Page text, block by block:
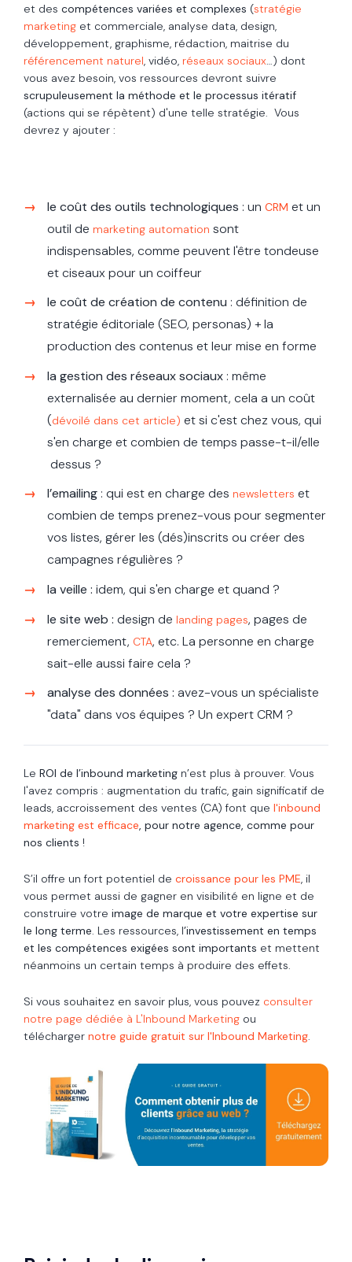
et des compétences variées et complexes (stratégie
marketing et commerciale, analyse data, design,
développement, graphisme, rédaction, maitrise du
référencement naturel, vidéo, réseaux sociaux…) dont
vous avez besoin, vos ressources devront suivre
scrupuleusement la méthode et le processus itératif
(actions qui se répètent) d'une telle stratégie. Vous
devrez y ajouter :
le coût des outils technologiques : un CRM et un
outil de marketing automation sont
indispensables, comme peuvent l'être tondeuse
et ciseaux pour un coiffeur
le coût de création de contenu : définition de
stratégie éditoriale (SEO, personas) + la
production des contenus et leur mise en forme
la gestion des réseaux sociaux : même
externalisée au dernier moment, cela a un coût
(dévoilé dans cet article) et si c'est chez vous, qui
s'en charge et combien de temps passe-t-il/elle
dessus ?
l’emailing : qui est en charge des newsletters et
combien de temps prenez-vous poursegmenter
vos listes, gérer les (dés)inscrits ou créer des
campagnes régulières ?
la veille : idem, qui s'en charge et quand ?
le site web : design de landing pages, pages de
remerciement, CTA, etc. La personne en charge
sait-elle aussi faire cela ?
analyse des données : avez-vous un spécialiste
"data" dans vos équipes ? Un expert CRM ?
Le ROI de l’inbound marketing n’est plus à prouver. Vous
l'avez compris : augmentation du trafic, gain significatif de
leads, accroissement des ventes (CA) font que l'inbound
marketing est efficace, pour notre agence, comme pour
nos clients !
S’il offre un fort potentiel de croissance pour les PME, il
vous permet aussi de gagner en visibilité en ligne et de
construire votre image de marque et votre expertise sur
le long terme. Les ressources, l’investissement en temps
et les compétences exigées sont importants et mettent
néanmoins un certain temps à produire des effets.
Si vous souhaitez en savoir plus, vous pouvez consulter
notre page dédiée à L'Inbound Marketing ou
télécharger notre guide gratuit sur l'Inbound Marketing.